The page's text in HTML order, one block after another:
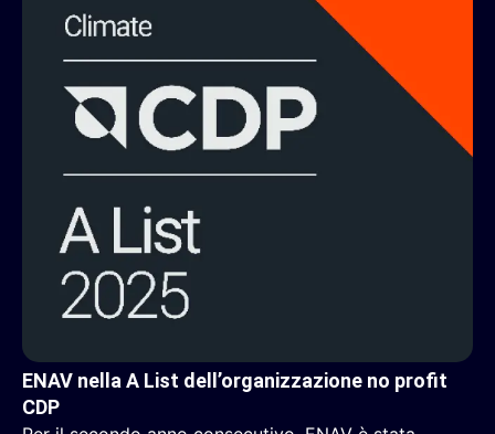
ENAV nella A List dell’organizzazione no profit
CDP